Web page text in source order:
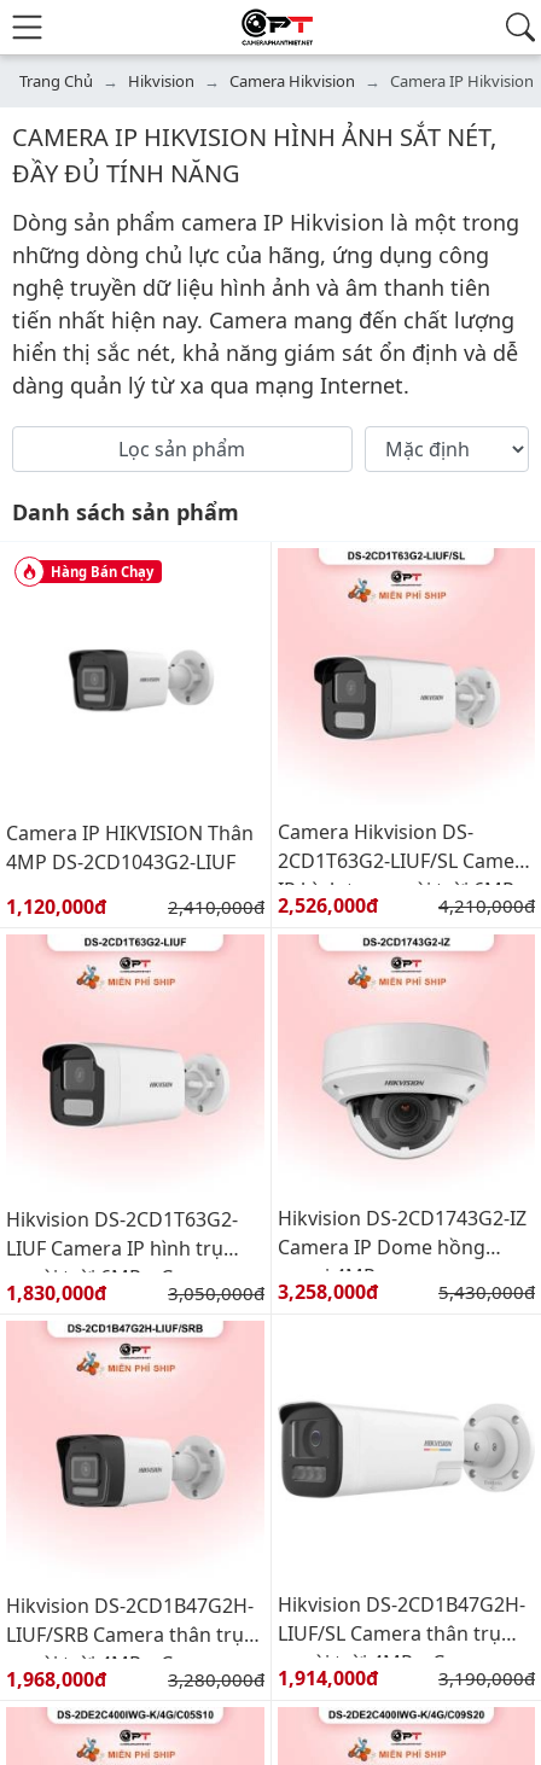
Trang Chủ Hikvision Camera Hikvision Camera IP Hikvision
CAMERA IP HIKVISION HÌNH ẢNH SẮT NÉT,
ĐẦY ĐỦ TÍNH NĂNG
Dòng sản phẩm camera IP Hikvision là một trong
những dòng chủ lực của hãng, ứng dụng công
nghệ truyền dữ liệu hình ảnh và âm thanh tiên
tiến nhất hiện nay. Camera mang đến chất lượng
hiển thị sắc nét, khả năng giám sát ổn định và dễ
dàng quản lý từ xa qua mạng Internet.
Lọc sản phẩm
Sắp xếp
Danh sách sản phẩm
Hàng Bán Chạy
Camera IP HIKVISION Thân
4MP DS-2CD1043G2-LIUF
Giá bán:
1,120,000đ Giá gốc:
2,410,000đ
Camera Hikvision DS-
2CD1T63G2-LIUF/SL Camera
IP hình trụ ngoài trời 6MP
Giá bán:
2,526,000đ Giá gốc:
4,210,000đ
Hikvision DS-2CD1T63G2-
LIUF Camera IP hình trụ
ngoài trời 6MP – Camera
Phát hiện người và phương
tiện cùng Chế độ đèn thông
Giá bán:
1,830,000đ Giá gốc:
3,050,000đ
Hikvision DS-2CD1743G2-IZ
Camera IP Dome hồng
ngoại 4MP
Giá bán:
3,258,000đ Giá gốc:
5,430,000đ
Hikvision DS-2CD1B47G2H-
LIUF/SRB Camera thân trụ
ngoài trời 4MP – Camera
ColorVu phát hiện người
phương tiện cùng Chế độ
đèn thông minh
Giá bán:
1,968,000đ Giá gốc:
3,280,000đ
Hikvision DS-2CD1B47G2H-
LIUF/SL Camera thân trụ
ngoài trời 4MP – Camera
ColorVu phát hiện người
phương tiện cùng Chế độ
đèn thông minh
Giá bán:
1,914,000đ Giá gốc:
3,190,000đ